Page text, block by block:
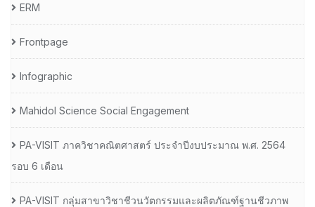
ERM
Frontpage
Infographic
Mahidol Science Social Engagement
PA-VISIT ภาควิชาคณิตศาสตร์ ประจำปีงบประมาณ พ.ศ. 2564
รอบ 6 เดือน
PA-VISIT กลุ่มสาขาวิชาชีวนวัตกรรมและผลิตภัณฑ์ฐานชีวภาพ